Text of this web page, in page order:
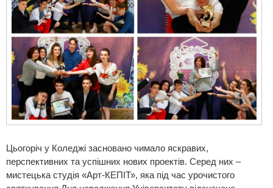
Цьогоріч у Коледжі засновано чимало яскравих,
перспективних та успішних нових проектів. Серед них –
мистецька студія «Арт-КЕПІТ», яка під час урочистого